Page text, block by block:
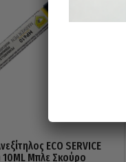
ECO SERVICE
10ML Μπλε Σκούρο